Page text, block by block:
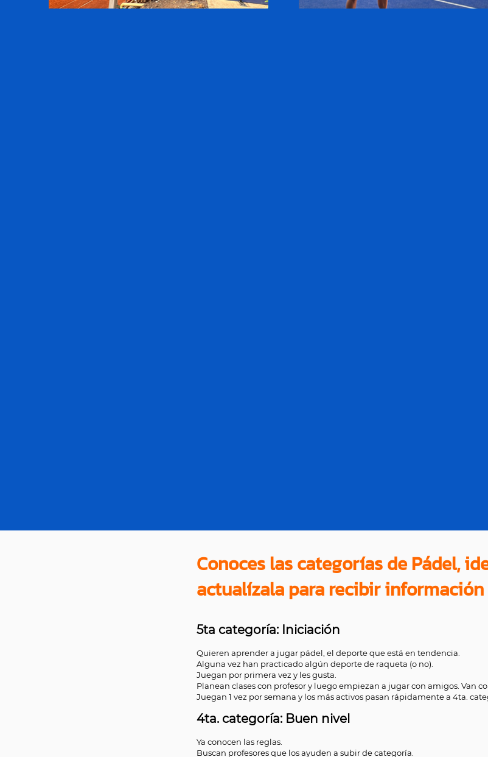
Conoces las categorías de Pádel,
actualízala para recibir
5ta categoría: Iniciación
Quieren aprender a jugar pádel, el deporte que está en tendencia.
Alguna vez han practicado algún deporte de raqueta (o no).
Juegan por primera vez y les gusta.
Planean clases con profesor y luego empiezan a jugar con amigos. Van
Juegan 1 vez por semana y los más activos pasan rápidamente a 4ta.
4ta. categoría: Buen nivel
Ya conocen las reglas.
Buscan profesores que los ayuden a subir de categoría.